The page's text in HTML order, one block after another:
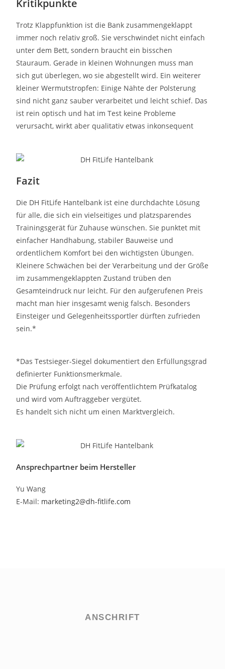
Kritikpunkte
Trotz Klappfunktion ist die Bank zusammengeklappt
immer noch relativ groß. Sie verschwindet nicht einfach
unter dem Bett, sondern braucht ein bisschen
Stauraum. Gerade in kleinen Wohnungen muss man
sich gut überlegen, wo sie abgestellt wird. Ein weiterer
kleiner Wermutstropfen: Einige Nähte der Polsterung
sind nicht ganz sauber verarbeitet und leicht schief. Das
ist rein optisch und hat im Test keine Probleme
verursacht, wirkt aber qualitativ etwas inkonsequent
Fazit
Die DH FitLife Hantelbank ist eine durchdachte Lösung
für alle, die sich ein vielseitiges und platzsparendes
Trainingsgerät für Zuhause wünschen. Sie punktet mit
einfacher Handhabung, stabiler Bauweise und
ordentlichem Komfort bei den wichtigsten Übungen.
Kleinere Schwächen bei der Verarbeitung und der Größe
im zusammengeklappten Zustand trüben den
Gesamteindruck nur leicht. Für den aufgerufenen Preis
macht man hier insgesamt wenig falsch. Besonders
Einsteiger und Gelegenheitssportler dürften zufrieden
sein.*
*Das Testsieger-Siegel dokumentiert den Erfüllungsgrad
definierter Funktionsmerkmale.
Die Prüfung erfolgt nach veröffentlichtem Prüfkatalog
und wird vom Auftraggeber vergütet.
Es handelt sich nicht um einen Marktvergleich.
Ansprechpartner beim Hersteller
Yu Wang
E-Mail: marketing2@dh-fitlife.com
ANSCHRIFT